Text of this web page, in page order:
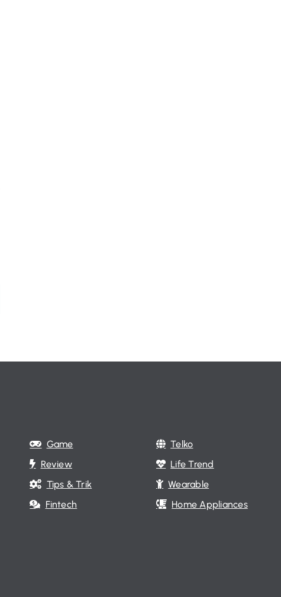
Game
Review
Tips & Trik
Fintech
Telko
Life Trend
Wearable
Home Appliances